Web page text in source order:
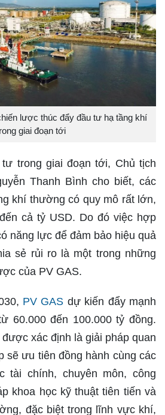
lược thúc đẩy đầu tư hạ tầng khí
giai đoạn tới
trong giai đoạn tới, Chủ tịch
Thanh Bình cho biết, các
khí thường có quy mô rất lớn,
cả tỷ USD. Do đó việc hợp
năng lực để đảm bảo hiệu quả
sẻ rủi ro là một trong những
của PV GAS.
PV GAS dự kiến đẩy mạnh
60.000 đến 100.000 tỷ đồng.
xác định là giải pháp quan
sẽ ưu tiên đồng hành cùng các
tài chính, chuyên môn, công
khoa học kỹ thuật tiên tiến và
đặc biệt trong lĩnh vực khí,